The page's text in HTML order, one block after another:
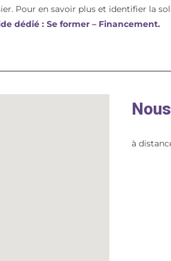
Pour en savoir plus et identifier la
dédié : Se former – Financement.
à